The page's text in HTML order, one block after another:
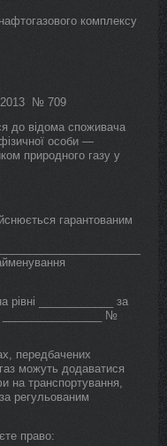
комплексу
№ 709
відома споживача
особи —
природного газу у
гарантованим
рівні ____________ за
________________ №
передбачених
можуть додаватися
на транспортування,
регульованим
право: